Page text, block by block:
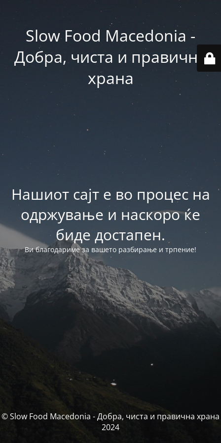
Slow Food Macedonia -
Добра, чиста и правична
храна
Нашиот сајт е во процес на
одржување и наскоро ќе
биде достапен.
Ви благодариме за вашето разбирање и трпение!
© Slow Food Macedonia - Добра, чиста и правична храна
2024